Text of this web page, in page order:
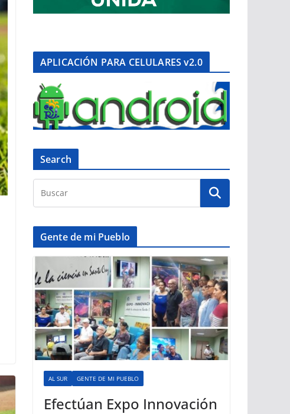
APLICACIÓN PARA CELULARES v2.0
Search
Gente de mi Pueblo
AL SUR GENTE DE MI PUEBLO
Efectúan Expo Innovación